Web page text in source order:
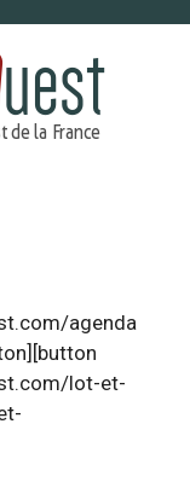
agenda
lot-et-